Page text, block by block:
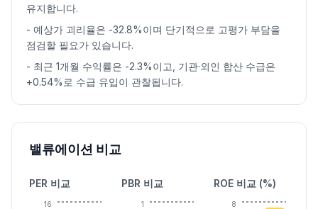
유지합니다.
- 예상가 괴리율은 -32.8%이며 단기적으로 고평가 부담을
점검할 필요가 있습니다.
- 최근 1개월 수익률은 -2.3%이고, 기관·외인 합산 수급은
+0.54%로 수급 유입이 관찰됩니다.
밸류에이션 비교
PER 비교
16
PBR 비교
1
ROE 비교 (%)
8